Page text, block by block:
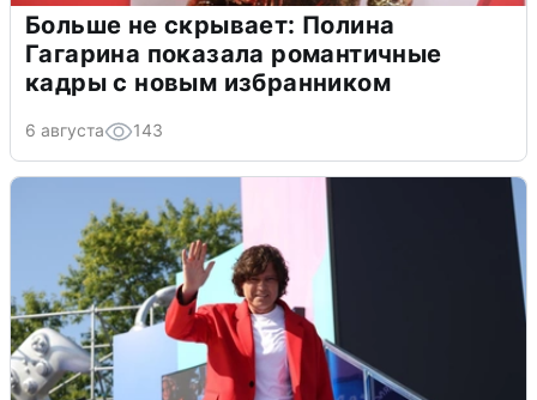
Больше не скрывает: Полина
Гагарина показала романтичные
кадры с новым избранником
6 августа 143